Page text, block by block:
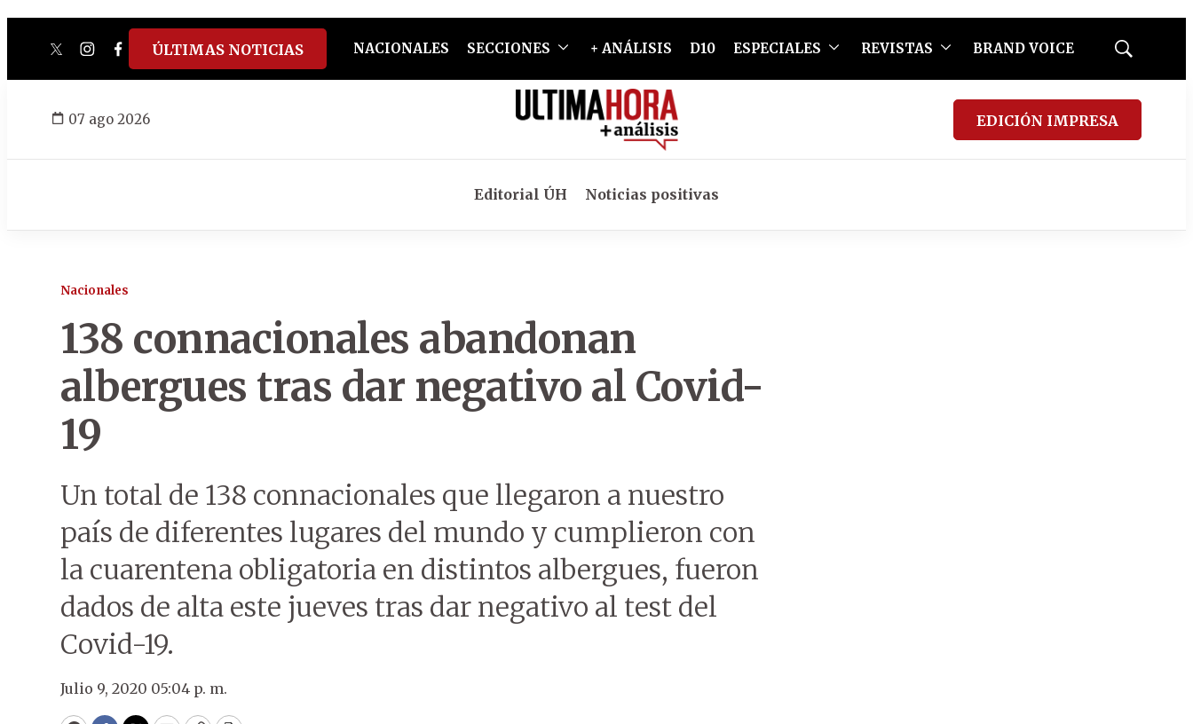
twitterinstagram
facebook
tiktokyoutube
spotify
ÚLTIMAS NOTICIAS NACIONALES SECCIONES + ANÁLISIS D10 ESPECIALES REVISTAS BRAND VOICE
Mostrar
07 ago 2026 EDICIÓN IMPRESA
Editorial ÚH Noticias positivas
Nacionales
138 connacionales abandonan
albergues tras dar negativo al Covid-
19
Un total de 138 connacionales que llegaron a nuestro
país de diferentes lugares del mundo y cumplieron con
la cuarentena obligatoria en distintos albergues, fueron
dados de alta este jueves tras dar negativo al test del
Covid-19.
Julio 9, 2020 05:04 p. m.